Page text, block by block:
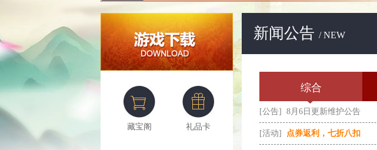
藏宝阁 礼品卡
新闻公告 / NEW
综合
[公告] 8月6日更新维护公告
[活动] 点券返利，七折八扣